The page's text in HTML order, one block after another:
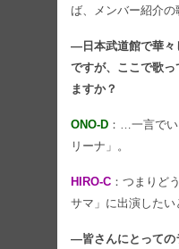
ば、メンバー紹介の
―日本武道館で華々
ですが、ここで歌
ますか？
ONO-D ：…一言で
リーナ」。
HIRO-C ：つまりど
サマ」に出演したい
―皆さんにとっての